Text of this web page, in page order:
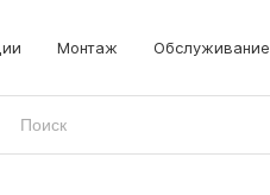
Монтаж Обслуживание